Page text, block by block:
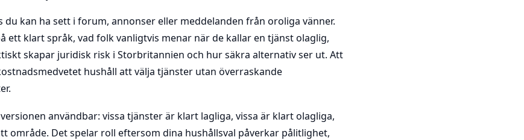
du kan ha sett i forum, annonser eller meddelanden från oroliga vänner.
ett klart språk, vad folk vanligtvis menar när de kallar en tjänst olaglig,
skapar juridisk risk i Storbritannien och hur säkra alternativ ser ut. Att
hushåll att välja tjänster utan överraskande
användbar: vissa tjänster är klart lagliga, vissa är klart olagliga,
område. Det spelar roll eftersom dina hushållsval påverkar pålitlighet,